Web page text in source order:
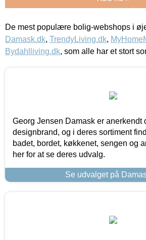
De mest populære bolig-webshops i
Damask.dk, TrendyLiving.dk,
Bydahlliving.dk, som alle har et stort
Georg Jensen Damask er anerkendt
designbrand, og i deres sortiment
badet, bordet, køkkenet, sengen og
her for at se deres udvalg.
Se udvalget på